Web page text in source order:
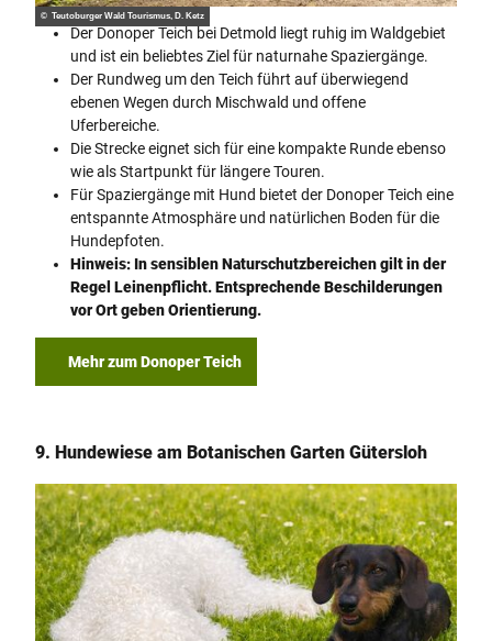
© Teutoburger Wald Tourismus, D. Ketz
Der Donoper Teich bei Detmold liegt ruhig im Waldgebiet
und ist ein beliebtes Ziel für naturnahe Spaziergänge.
Der Rundweg um den Teich führt auf überwiegend
ebenen Wegen durch Mischwald und offene
Uferbereiche.
Die Strecke eignet sich für eine kompakte Runde ebenso
wie als Startpunkt für längere Touren.
Für Spaziergänge mit Hund bietet der Donoper Teich eine
entspannte Atmosphäre und natürlichen Boden für die
Hundepfoten.
Hinweis: In sensiblen Naturschutzbereichen gilt in der
Regel Leinenpflicht. Entsprechende Beschilderungen
vor Ort geben Orientierung.
Mehr zum Donoper Teich
9. Hundewiese am Botanischen Garten Gütersloh